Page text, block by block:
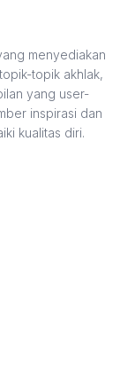
menyediakan
topik akhlak,
yang user-
inspirasi dan
kualitas diri.